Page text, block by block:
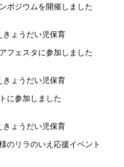
ポジウムを開催しました
きょうだい児保育
フェスタに参加しました
きょうだい児保育
に参加しました
きょうだい児保育
のリラのいえ応援イベント